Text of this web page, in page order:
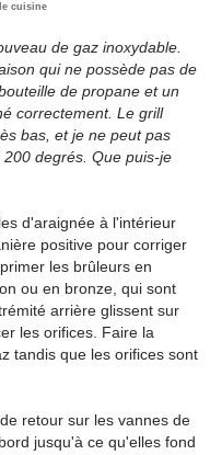
cuisine
de gaz inoxydable.
qui ne possède pas de
de propane et un
correctement. Le grill
bas, et je ne peut pas
degrés. Que puis-je
d'araignée à l'intérieur
positive pour corriger
les brûleurs en
ou en bronze, qui sont
arrière glissent sur
les orifices. Faire la
tandis que les orifices sont
retour sur les vannes de
jusqu'à ce qu'elles fond